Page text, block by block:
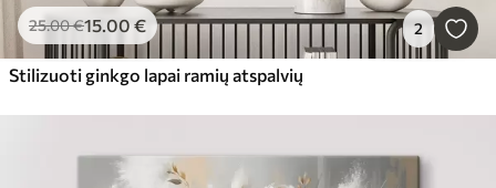
25.00€15.00 € 2
Stilizuoti ginkgo lapai ramių atspalvių